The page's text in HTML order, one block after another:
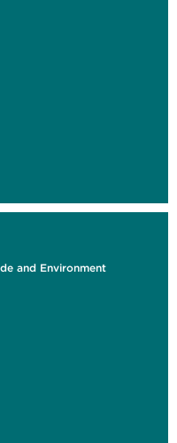
and Environment